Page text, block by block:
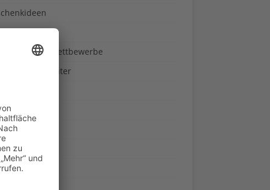
& Wettbewerbe
und Kräuter
Reich